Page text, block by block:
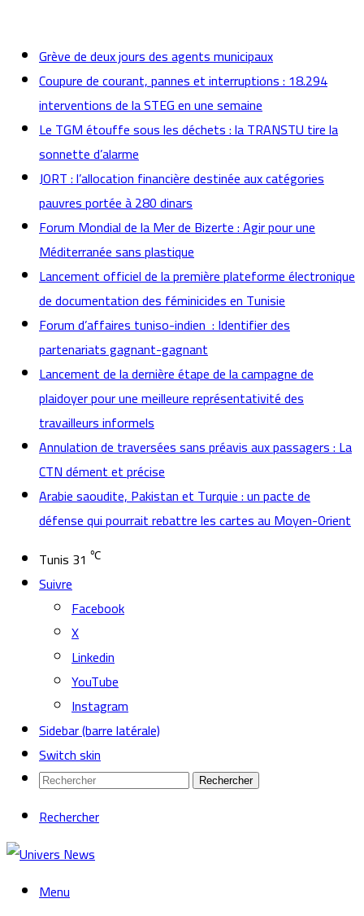
Grève de deux jours des agents municipaux
Coupure de courant, pannes et interruptions : 18.294
interventions de la STEG en une semaine
Le TGM étouffe sous les déchets : la TRANSTU tire la
sonnette d’alarme
JORT : l’allocation financière destinée aux catégories
pauvres portée à 280 dinars
Forum Mondial de la Mer de Bizerte : Agir pour une
Méditerranée sans plastique
Lancement officiel de la première plateforme électronique
de documentation des féminicides en Tunisie
Forum d’affaires tuniso-indien : Identifier des
partenariats gagnant-gagnant
Lancement de la dernière étape de la campagne de
plaidoyer pour une meilleure représentativité des
travailleurs informels
Annulation de traversées sans préavis aux passagers : La
CTN dément et précise
Arabie saoudite, Pakistan et Turquie : un pacte de
défense qui pourrait rebattre les cartes au Moyen-Orient
Tunis 31 ℃
Suivre
Facebook
X
Linkedin
YouTube
Instagram
Sidebar (barre latérale)
Switch skin
Rechercher
Rechercher
Menu